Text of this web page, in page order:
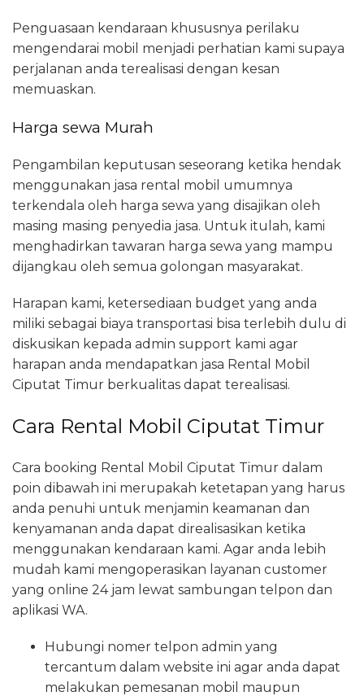
Penguasaan kendaraan khususnya perilaku
mengendarai mobil menjadi perhatian kami supaya
perjalanan anda terealisasi dengan kesan
memuaskan.
Harga sewa Murah
Pengambilan keputusan seseorang ketika hendak
menggunakan jasa rental mobil umumnya
terkendala oleh harga sewa yang disajikan oleh
masing masing penyedia jasa. Untuk itulah, kami
menghadirkan tawaran harga sewa yang mampu
dijangkau oleh semua golongan masyarakat.
Harapan kami, ketersediaan budget yang anda
miliki sebagai biaya transportasi bisa terlebih dulu di
diskusikan kepada admin support kami agar
harapan anda mendapatkan jasa Rental Mobil
Ciputat Timur berkualitas dapat terealisasi.
Cara Rental Mobil Ciputat Timur
Cara booking Rental Mobil Ciputat Timur dalam
poin dibawah ini merupakah ketetapan yang harus
anda penuhi untuk menjamin keamanan dan
kenyamanan anda dapat direalisasikan ketika
menggunakan kendaraan kami. Agar anda lebih
mudah kami mengoperasikan layanan customer
yang online 24 jam lewat sambungan telpon dan
aplikasi WA.
Hubungi nomer telpon admin yang
tercantum dalam website ini agar anda dapat
melakukan pemesanan mobil maupun